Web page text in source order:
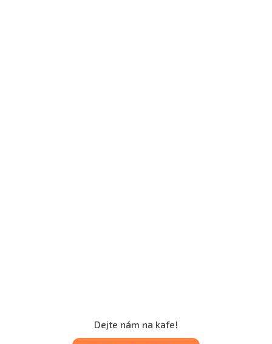
Dejte nám na kafe!